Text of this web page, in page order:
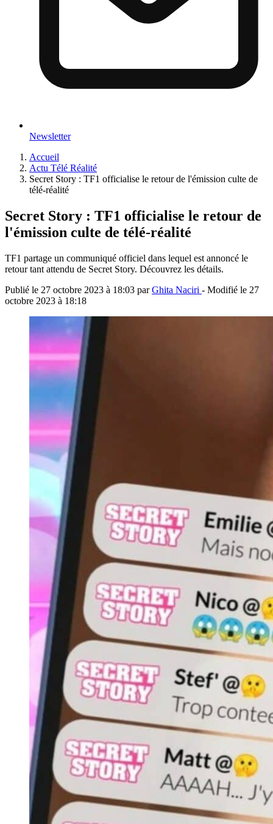
Newsletter
Accueil
Actu Télé Réalité
Secret Story : TF1 officialise le retour de l'émission culte de
télé-réalité
Secret Story : TF1 officialise le retour de
l'émission culte de télé-réalité
TF1 partage un communiqué officiel dans lequel est annoncé le
retour tant attendu de Secret Story. Découvrez les détails.
Publié le 27 octobre 2023 à 18:03 parGhita Naciri - Modifié le 27
octobre 2023 à 18:18